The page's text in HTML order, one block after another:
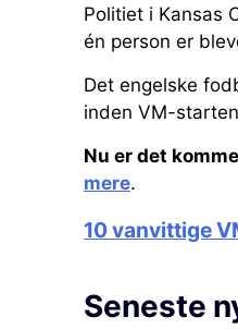
Politiet i Kansas
én person er
Det engelske
inden VM-
Nu er det
mere.
10 vanvittige
Seneste